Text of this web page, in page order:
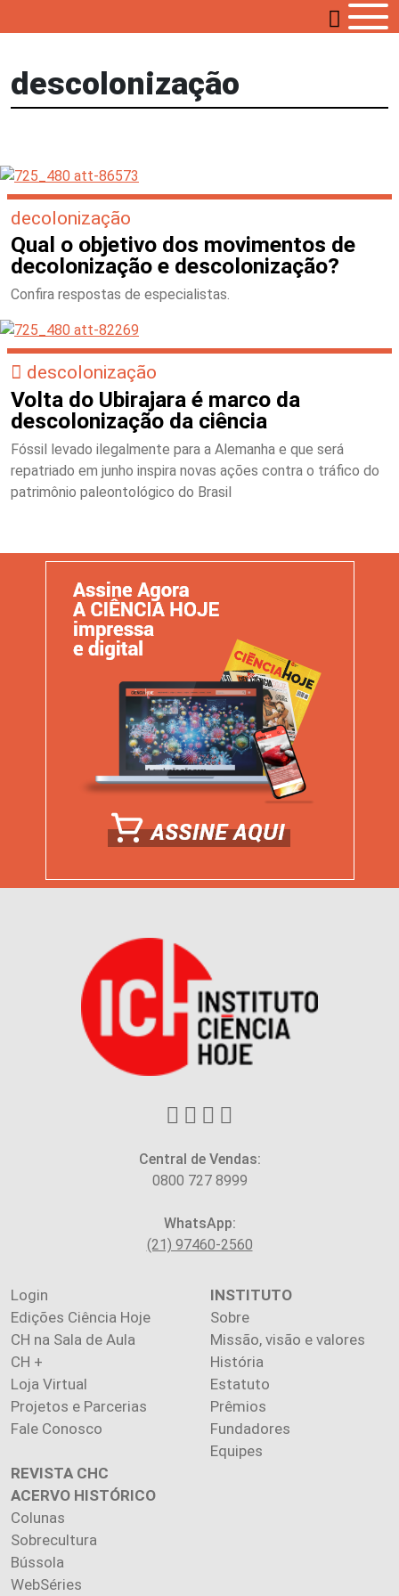
descolonização
decolonização
Qual o objetivo dos movimentos de
decolonização e descolonização?
Confira respostas de especialistas.
descolonização
Volta do Ubirajara é marco da
descolonização da ciência
Fóssil levado ilegalmente para a Alemanha e que será
repatriado em junho inspira novas ações contra o tráfico do
patrimônio paleontológico do Brasil
Central de Vendas:
0800 727 8999
WhatsApp:
(21) 97460-2560
Login
Edições Ciência Hoje
CH na Sala de Aula
CH +
Loja Virtual
Projetos e Parcerias
Fale Conosco
INSTITUTO
Sobre
Missão, visão e valores
História
Estatuto
Prêmios
Fundadores
Equipes
REVISTA CHC
ACERVO HISTÓRICO
Colunas
Sobrecultura
Bússola
WebSéries